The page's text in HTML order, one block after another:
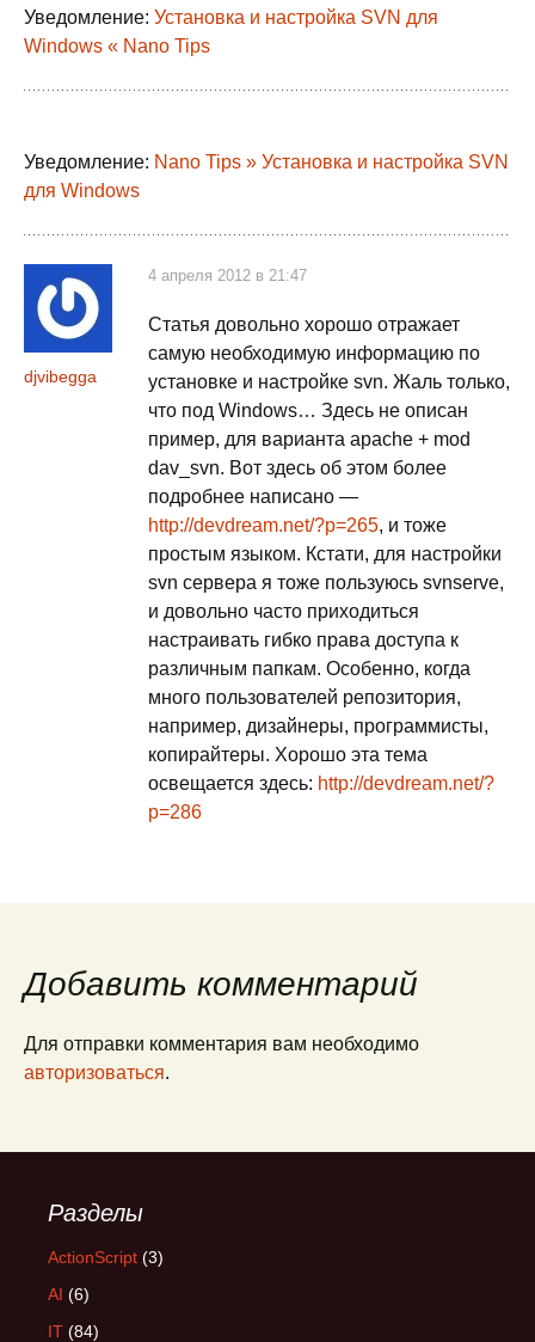
Уведомление: Установка и настройка SVN для
Windows « Nano Tips
Уведомление: Nano Tips » Установка и настройка SVN
для Windows
djvibegga
4 апреля 2012 в 21:47
Статья довольно хорошо отражает
самую необходимую информацию по
установке и настройке svn. Жаль только,
что под Windows… Здесь не описан
пример, для варианта apache + mod
dav_svn. Вот здесь об этом более
подробнее написано —
http://devdream.net/?p=265, и тоже
простым языком. Кстати, для настройки
svn сервера я тоже пользуюсь svnserve,
и довольно часто приходиться
настраивать гибко права доступа к
различным папкам. Особенно, когда
много пользователей репозитория,
например, дизайнеры, программисты,
копирайтеры. Хорошо эта тема
освещается здесь: http://devdream.net/?
p=286
Добавить комментарий
Для отправки комментария вам необходимо
авторизоваться.
Разделы
ActionScript (3)
AI (6)
IT (84)